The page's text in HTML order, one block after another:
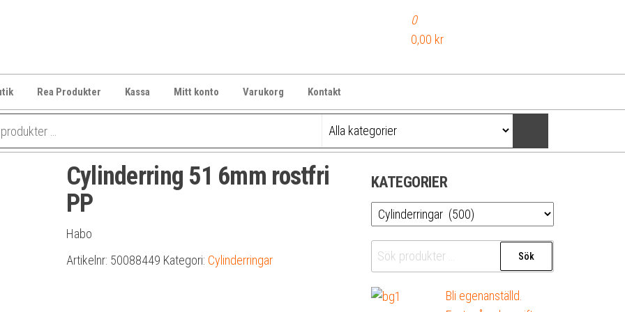
0
0,00 kr
Rea Produkter Kassa Mitt konto Varukorg Kontakt
Cylinderring 51 6mm rostfri
PP
Habo
Artikelnr: 50088449 Kategori: Cylinderringar
KATEGORIER
Sök
efter:
Sök
Bli egenanställd.